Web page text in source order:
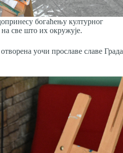
богаћењу културног
све што их окружује.
уочи прославе славе Града